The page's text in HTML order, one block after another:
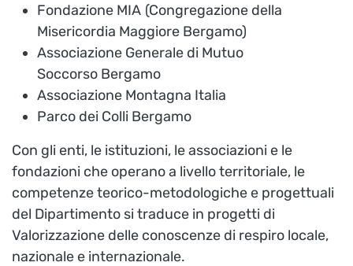
Fondazione MIA (Congregazione della
Misericordia Maggiore Bergamo)
Associazione Generale di Mutuo
Soccorso Bergamo
Associazione Montagna Italia
Parco dei Colli Bergamo
Con gli enti, le istituzioni, le associazioni e le
fondazioni che operano a livello territoriale, le
competenze teorico-metodologiche e progettuali
del Dipartimento si traduce in progetti di
Valorizzazione delle conoscenze di respiro locale,
nazionale e internazionale.